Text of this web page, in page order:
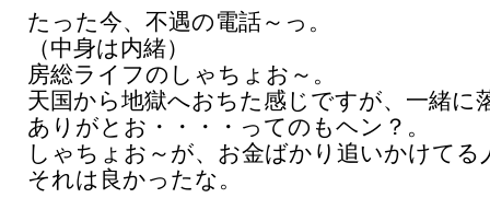
たった今、不遇の電話～っ。
（中身は内緒）
房総ライフのしゃちょお～。
天国から地獄へおちた感じですが、一緒に
ありがとお・・・・ってのもヘン？。
しゃちょお～が、お金ばかり追いかけてる
それは良かったな。